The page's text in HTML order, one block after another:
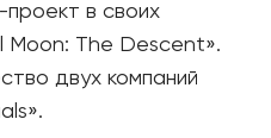
в своих
Moon: The Descent».
двух компаний